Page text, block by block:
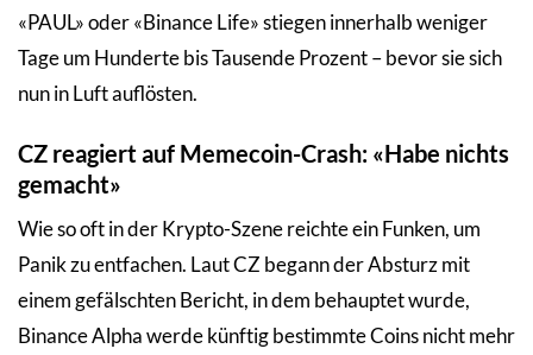
«PAUL» oder «Binance Life» stiegen innerhalb weniger
Tage um Hunderte bis Tausende Prozent – bevor sie sich
nun in Luft auflösten.
CZ reagiert auf Memecoin-Crash: «Habe nichts
gemacht»
Wie so oft in der Krypto-Szene reichte ein Funken, um
Panik zu entfachen. Laut CZ begann der Absturz mit
einem gefälschten Bericht, in dem behauptet wurde,
Binance Alpha werde künftig bestimmte Coins nicht mehr